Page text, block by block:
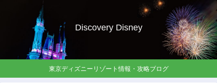
Discovery Disney
東京ディズニーリゾート情報・攻略ブログ